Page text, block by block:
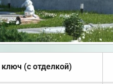
ключ (с отделкой)